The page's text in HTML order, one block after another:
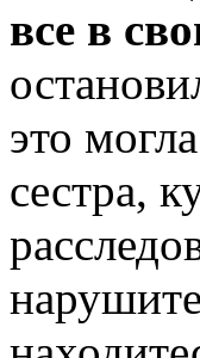
все в
это
сестра,